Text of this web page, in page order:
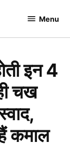
Menu
इन 4
चख
कमाल